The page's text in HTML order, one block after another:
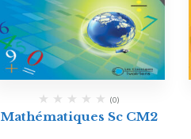
(0)
Mathématiques Sc CM2